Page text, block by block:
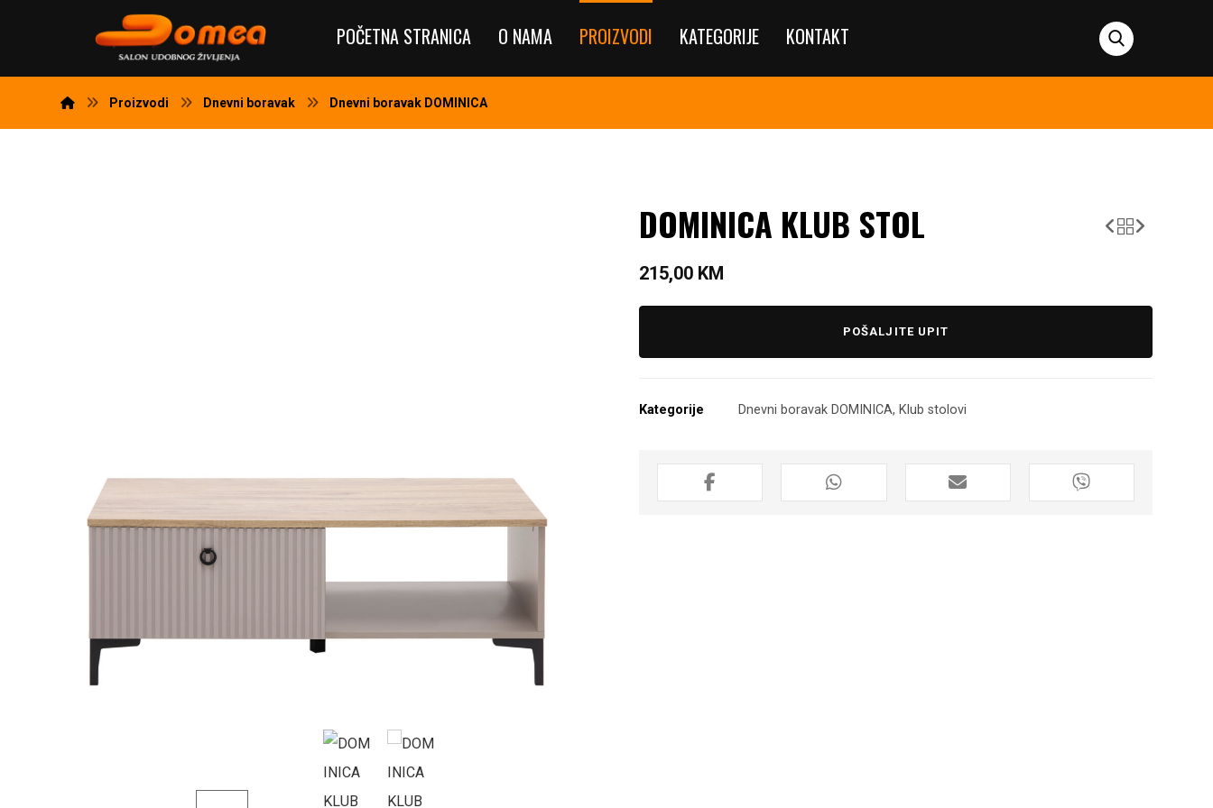
POČETNA STRANICA O NAMA PROIZVODI KATEGORIJE KONTAKT
Proizvodi Dnevni boravak Dnevni boravak DOMINICA
DOMINICA KLUB STOL
215,00 KM
POŠALJITE UPIT
Kategorije Dnevni boravak DOMINICA, Klub stolovi